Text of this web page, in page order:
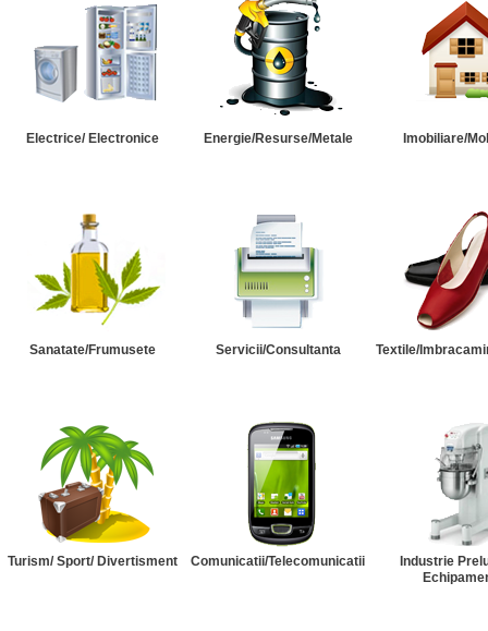
Electrice/ Electronice Energie/Resurse/Metale Imobiliare/
Sanatate/Frumusete Servicii/Consultanta Textile/
Turism/ Sport/ Divertisment Comunicatii/Telecomunicatii
Industrie